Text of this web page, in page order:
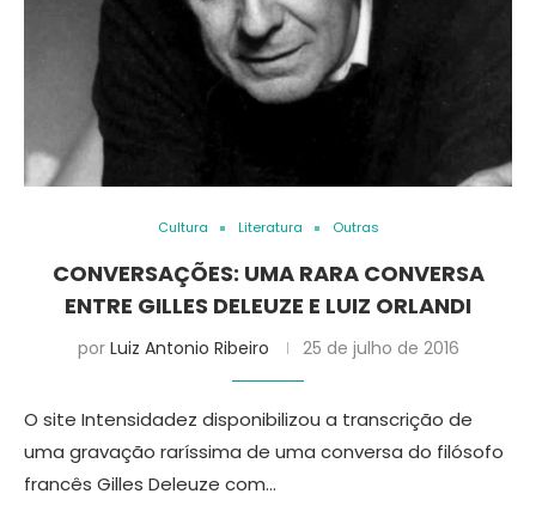
Cultura Literatura Outras
CONVERSAÇÕES: UMA RARA CONVERSA
ENTRE GILLES DELEUZE E LUIZ ORLANDI
por Luiz Antonio Ribeiro 25 de julho de 2016
O site Intensidadez disponibilizou a transcrição de
uma gravação raríssima de uma conversa do filósofo
francês Gilles Deleuze com…